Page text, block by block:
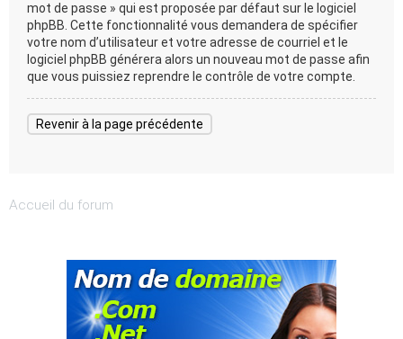
mot de passe » qui est proposée par défaut sur le logiciel
phpBB. Cette fonctionnalité vous demandera de spécifier
votre nom d’utilisateur et votre adresse de courriel et le
logiciel phpBB générera alors un nouveau mot de passe afin
que vous puissiez reprendre le contrôle de votre compte.
Revenir à la page précédente
Accueil du forum